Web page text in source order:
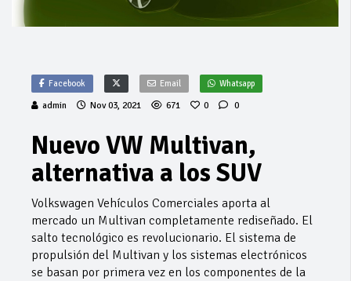
Facebook Email Whatsapp
admin Nov 03, 2021 671 0 0
Nuevo VW Multivan,
alternativa a los SUV
Volkswagen Vehículos Comerciales aporta al
mercado un Multivan completamente rediseñado. El
salto tecnológico es revolucionario. El sistema de
propulsión del Multivan y los sistemas electrónicos
se basan por primera vez en los componentes de la